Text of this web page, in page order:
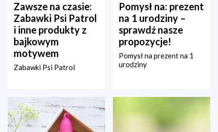
Zawsze na czasie:
Zabawki Psi Patrol
i inne produkty z
bajkowym
motywem
Zabawki Psi Patrol
Pomysł na: prezent
na 1 urodziny –
sprawdź nasze
propozycje!
Pomysł na prezent na 1
urodziny